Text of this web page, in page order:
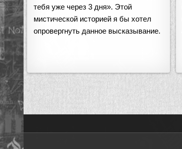
тебя уже через 3 дня». Этой
мистической историей я бы хотел
опровергнуть данное высказывание.